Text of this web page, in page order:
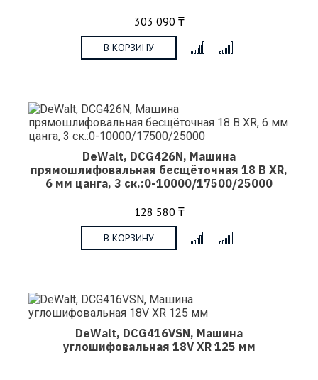
303 090 ₸
В КОРЗИНУ
DeWalt, DCG426N, Машина
прямошлифовальная бесщёточная 18 В XR,
6 мм цанга, 3 ск.:0-10000/17500/25000
128 580 ₸
В КОРЗИНУ
DeWalt, DCG416VSN, Машина
углошифовальная 18V XR 125 мм